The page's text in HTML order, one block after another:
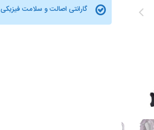
گارانتی اصالت و سلامت فیزیکی